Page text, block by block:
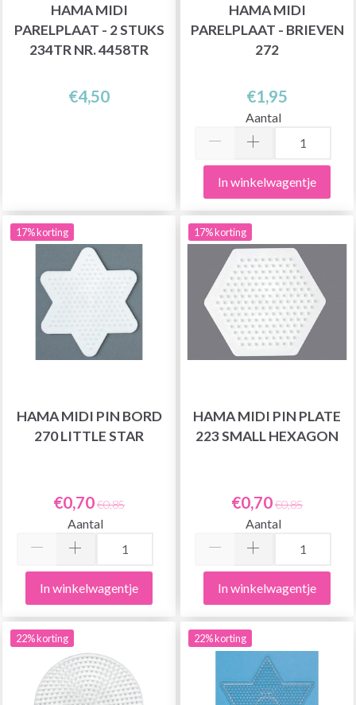
HAMA MIDI
PARELPLAAT - 2 STUKS
234TR NR. 4458TR
€4,50
HAMA MIDI
PARELPLAAT - BRIEVEN
272
€1,95
Aantal
In winkelwagentje
17% korting
HAMA MIDI PIN BORD
270 LITTLE STAR
€0,70€0,85
Aantal
In winkelwagentje
17% korting
HAMA MIDI PIN PLATE
223 SMALL HEXAGON
€0,70€0,85
Aantal
In winkelwagentje
22% korting 22% korting